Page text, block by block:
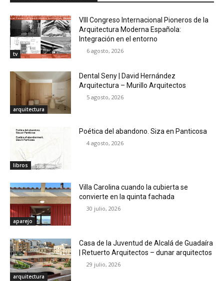
tv
VIII Congreso Internacional Pioneros de la
Arquitectura Moderna Española:
Integración en el entorno
6 agosto, 2026
arquitectura
Dental Seny | David Hernández
Arquitectura – Murillo Arquitectos
5 agosto, 2026
libros
Poética del abandono. Siza en Panticosa
4 agosto, 2026
aparejo
Villa Carolina cuando la cubierta se
convierte en la quinta fachada
30 julio, 2026
arquitectura
Casa de la Juventud de Alcalá de Guadaíra
| Retuerto Arquitectos – dunar arquitectos
29 julio, 2026